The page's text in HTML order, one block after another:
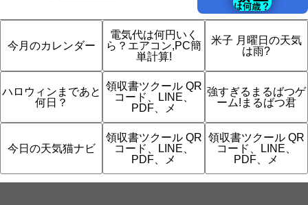
今月のカレンダー
電気代は何円いく
ら？エアコン,PC簡
単計算!
米子 月曜日の天気
は雨?
ハロウィンまであと
何日？
領収書ツクール QR
コード、LINE、
PDF、メ
強すぎるまるばつゲ
ーム!まるばつ君
今日の天気猫ナビ
領収書ツクール QR
コード、LINE、
PDF、メ
領収書ツクール QR
コード、LINE、
PDF、メ